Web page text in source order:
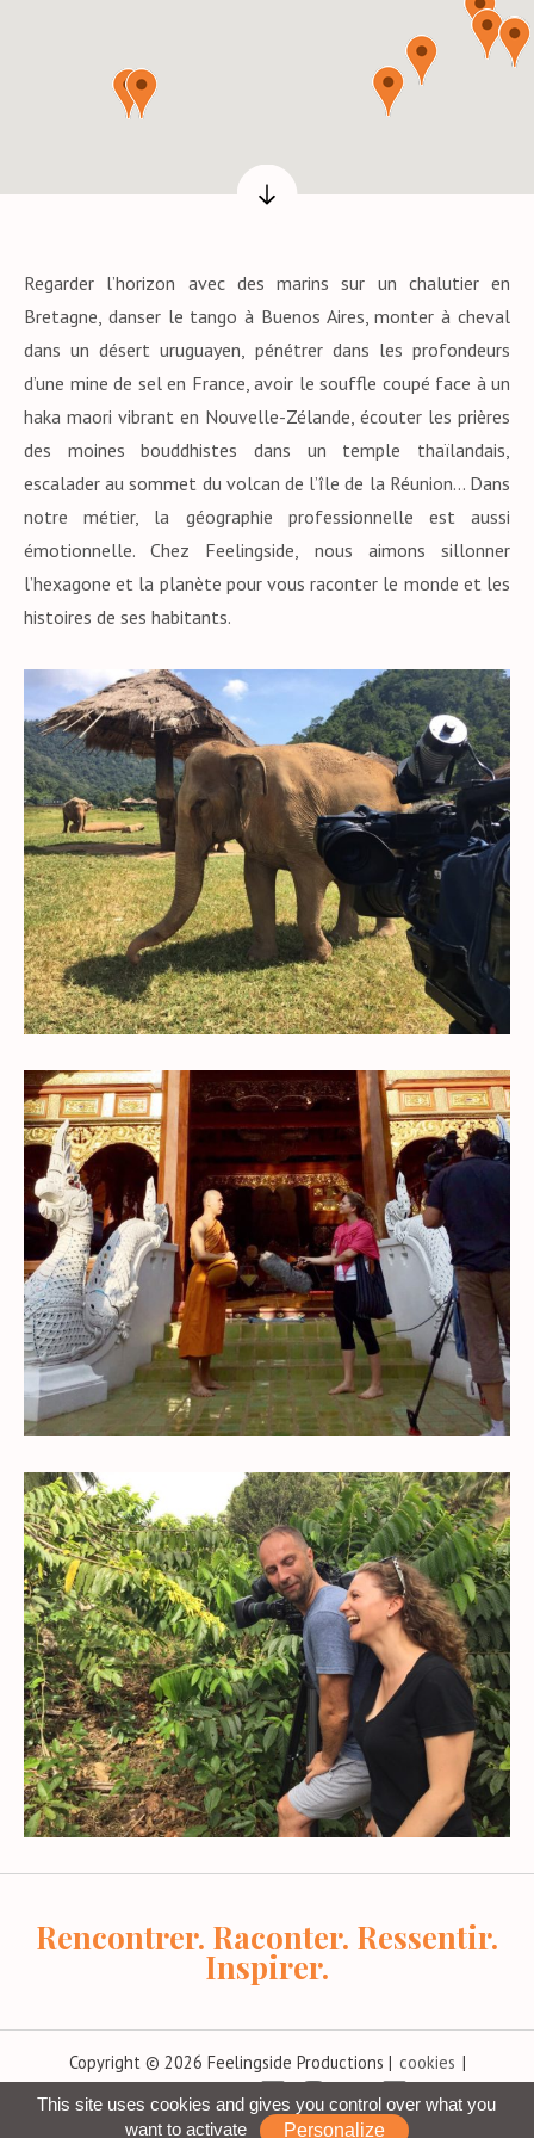
Défilement vers le haut
Regarder l’horizon avec des marins sur un chalutier en
Bretagne, danser le tango à Buenos Aires, monter à cheval
dans un désert uruguayen, pénétrer dans les profondeurs
d’une mine de sel en France, avoir le souffle coupé face à un
haka maori vibrant en Nouvelle-Zélande, écouter les prières
des moines bouddhistes dans un temple thaïlandais,
escalader au sommet du volcan de l’île de la Réunion… Dans
notre métier, la géographie professionnelle est aussi
émotionnelle. Chez Feelingside, nous aimons sillonner
l’hexagone et la planète pour vous raconter le monde et les
histoires de ses habitants.
Rencontrer. Raconter. Ressentir.
Inspirer.
Copyright © 2026 Feelingside Productions | cookies |
contact@feelingside.com
|
Politique
de confidentialité
This site uses cookies and gives you control over what you
want to activate
Personalize